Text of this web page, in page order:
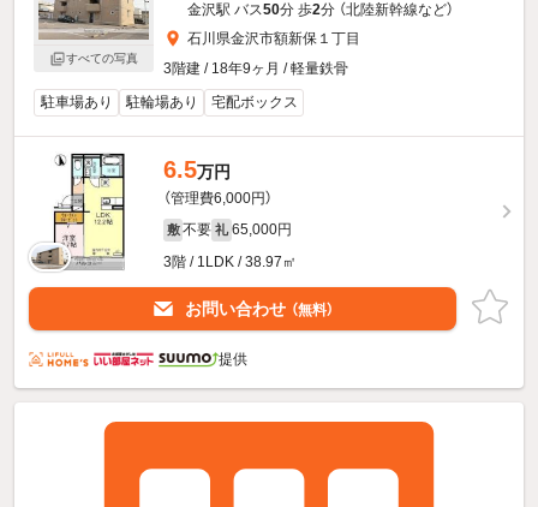
すべての写真
金沢駅 バス50分 歩2分 （北陸新幹線など）
石川県金沢市額新保１丁目
3階建 / 18年9ヶ月 / 軽量鉄骨
駐車場あり
駐輪場あり 宅配ボックス
6.5万円
（管理費6,000円）
敷 不要 礼 65,000円
3階 / 1LDK / 38.97㎡
お問い合わせ （無料）
提供